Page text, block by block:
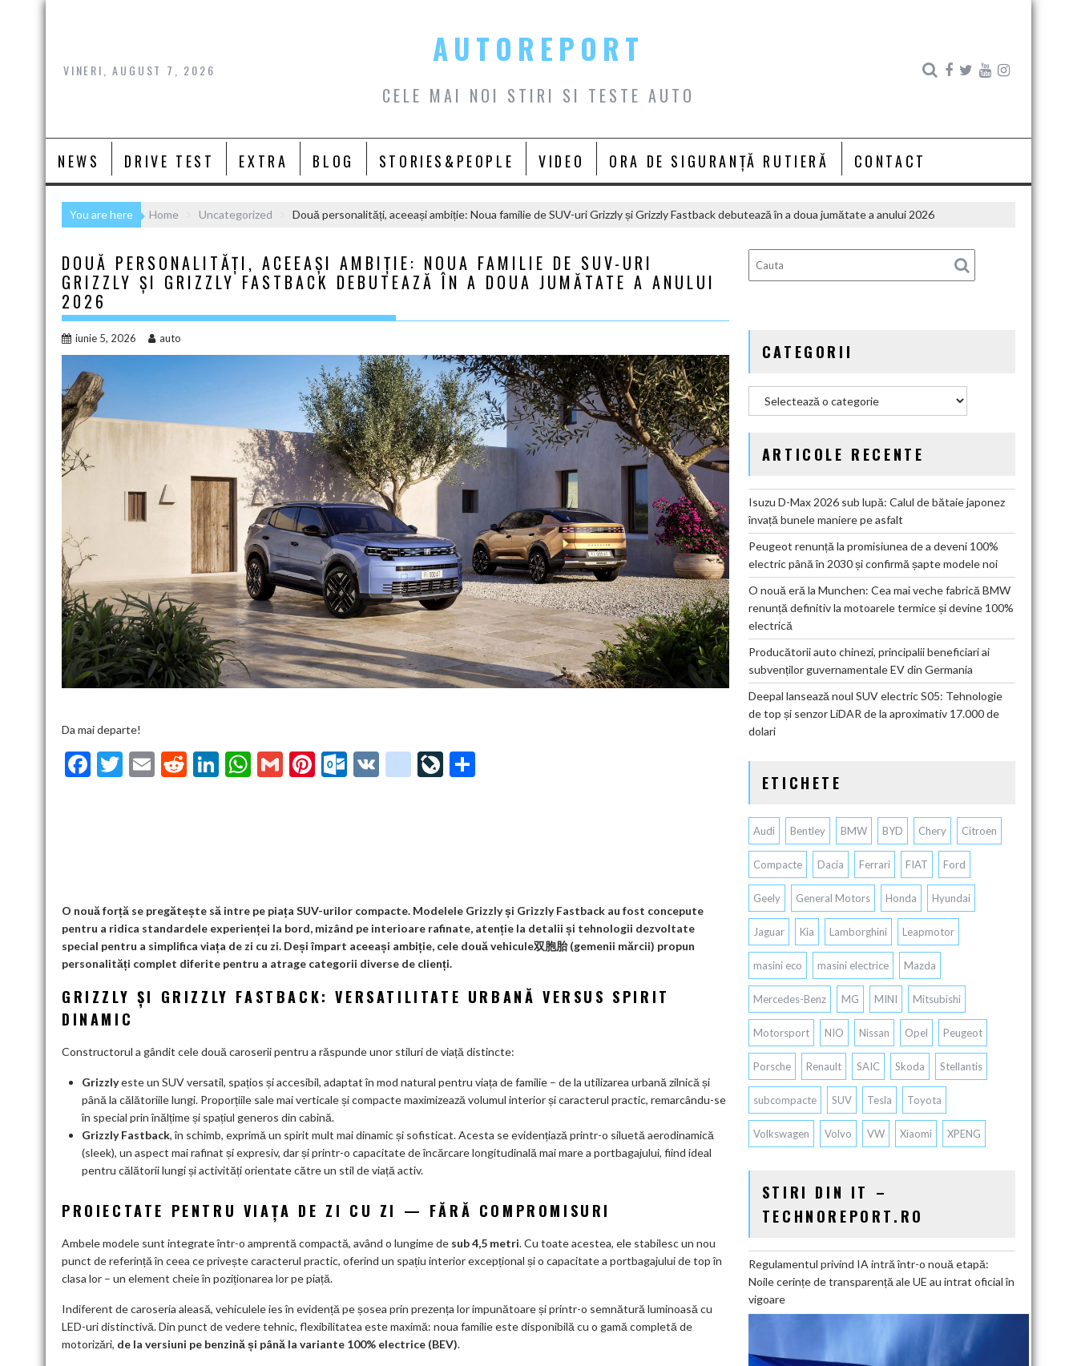
Skip
VINERI, AUGUST 7, 2026
AUTOREPORT
CELE MAI NOI STIRI SI TESTE AUTO
NEWS DRIVE TEST EXTRA BLOG STORIES&PEOPLE VIDEO ORA DE SIGURANȚĂ RUTIERĂ CONTACT
You are here Home Uncategorized Două personalități, aceeași ambiție: Noua familie de SUV-uri Grizzly și Grizzly Fastback debutează în a doua jumătate a anului 2026
DOUĂ PERSONALITĂȚI, ACEEAȘI AMBIȚIE: NOUA FAMILIE DE SUV-URI
GRIZZLY ȘI GRIZZLY FASTBACK DEBUTEAZĂ ÎN A DOUA JUMĂTATE A ANULUI
2026
iunie 5, 2026 auto
Da mai departe!
F
k
T
E
R
Li W
p
G
Pi O
m
g
o
o
k
m
ks
Li
O nouă forță se pregătește să intre pe piața SUV-urilor compacte. Modelele Grizzly și Grizzly Fastback au fost concepute
pentru a ridica standardele experienței la bord, mizând pe interioare rafinate, atenție la detalii și tehnologii dezvoltate
special pentru a simplifica viața de zi cu zi. Deși împart aceeași ambiție, cele două vehicule双胞胎 (gemenii mărcii) propun
personalități complet diferite pentru a atrage categorii diverse de clienți.
GRIZZLY ȘI GRIZZLY FASTBACK: VERSATILITATE URBANĂ VERSUS SPIRIT
DINAMIC
Constructorul a gândit cele două caroserii pentru a răspunde unor stiluri de viață distincte:
Grizzlyeste un SUV versatil, spațios și accesibil, adaptat în mod natural pentru viața de familie – de la utilizarea urbană zilnică și
până la călătoriile lungi. Proporțiile sale mai verticale și compacte maximizează volumul interior și caracterul practic, remarcându-se
în special prin înălțime și spațiul generos din cabină.
Grizzly Fastback, în schimb, exprimă un spirit mult mai dinamic și sofisticat. Acesta se evidențiază printr-o siluetă aerodinamică
(sleek), un aspect mai rafinat și expresiv, dar și printr-o capacitate de încărcare longitudinală mai mare a portbagajului, fiind ideal
pentru călătorii lungi și activități orientate către un stil de viață activ.
PROIECTATE PENTRU VIAȚA DE ZI CU ZI — FĂRĂ COMPROMISURI
Ambele modele sunt integrate într-o amprentă compactă, având o lungime de sub 4,5 metri. Cu toate acestea, ele stabilesc un nou
punct de referință în ceea ce privește caracterul practic, oferind un spațiu interior excepțional și o capacitate a portbagajului de top în
clasa lor – un element cheie în poziționarea lor pe piață.
Indiferent de caroseria aleasă, vehiculele ies în evidență pe șosea prin prezența lor impunătoare și printr-o semnătură luminoasă cu
LED-uri distinctivă. Din punct de vedere tehnic, flexibilitatea este maximă: noua familie este disponibilă cu o gamă completă de
motorizări, de la versiuni pe benzină și până la variante 100% electrice (BEV).
CATEGORII
ARTICOLE RECENTE
Isuzu D-Max 2026 sub lupă: Calul de bătaie japonez
învață bunele maniere pe asfalt
Peugeot renunță la promisiunea de a deveni 100%
electric până în 2030 și confirmă șapte modele noi
O nouă eră la Munchen: Cea mai veche fabrică BMW
renunță definitiv la motoarele termice și devine 100%
electrică
Producătorii auto chinezi, principalii beneficiari ai
subvenților guvernamentale EV din Germania
Deepal lansează noul SUV electric S05: Tehnologie
de top și senzor LiDAR de la aproximativ 17.000 de
dolari
ETICHETE
Audi Bentley BMW BYD Chery Citroen
Compacte Dacia Ferrari FIAT Ford
Geely General Motors Honda Hyundai
Jaguar Kia Lamborghini Leapmotor
masini eco masini electrice Mazda
Mercedes-Benz MG MINI Mitsubishi
Motorsport NIO Nissan Opel Peugeot
Porsche Renault SAIC Skoda Stellantis
subcompacte SUV Tesla Toyota
Volkswagen Volvo VW Xiaomi XPENG
STIRI DIN IT –
TECHNOREPORT.RO
Regulamentul privind IA intră într-o nouă etapă:
Noile cerințe de transparență ale UE au intrat oficial în
vigoare